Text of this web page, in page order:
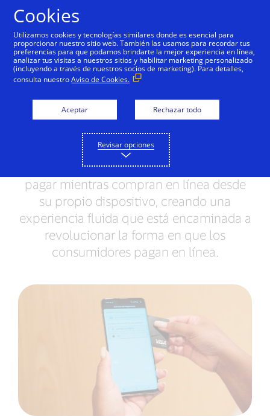
Visa lanza nueva
solución disruptiva de
pagos en América Latina
y el Caribe
Este proyecto piloto permite a los
consumidores acercar sus tarjetas para
pagar mientras compran en línea desde
su propio dispositivo, creando una
experiencia fluida que está encaminada a
revolucionar la forma en que los
consumidores pagan en línea.
Cookies
Utilizamos cookies y tecnologías similares donde es esencial para
proporcionar nuestro sitio web. También las usamos para recordar tus
preferencias para que podamos brindarte la mejor experiencia en línea,
analizar tus visitas a nuestros sitios y habilitar marketing personalizado
(incluyendo a través de nuestros socios de marketing). Para detalles,
consulta nuestroAviso de Cookies.
Aceptar Rechazar todo
Revisar opciones